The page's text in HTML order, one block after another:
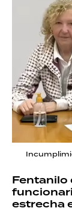
Fentanilo
estrecha